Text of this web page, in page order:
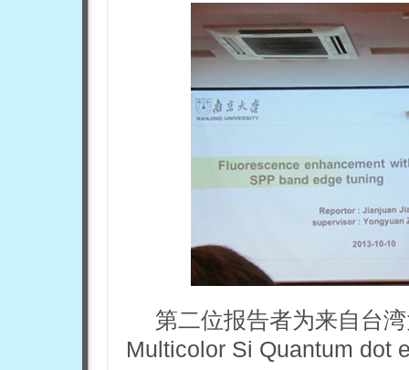
第二位报告者为来自台
Multicolor Si Quantum dot